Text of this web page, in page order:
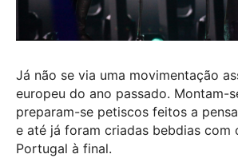
Já não se via uma movimentação
europeu do ano passado. Montam-
preparam-se petiscos feitos a
e até já foram criadas bebdias com
Portugal à final.